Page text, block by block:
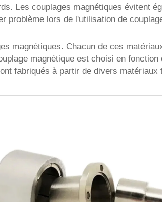
Les couplages magnétiques évitent
problème lors de l'utilisation de
magnétiques. Chacun de ces
magnétique est choisi en
fabriqués à partir de divers